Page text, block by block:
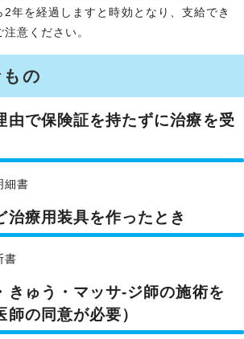
年を経過しますと時効となり、支給でき
意ください。
の
由で保険証を持たずに治療を受
細書
治療用装具を作ったとき
書
きゅう・マッサ-ジ師の施術を
の同意が必要）